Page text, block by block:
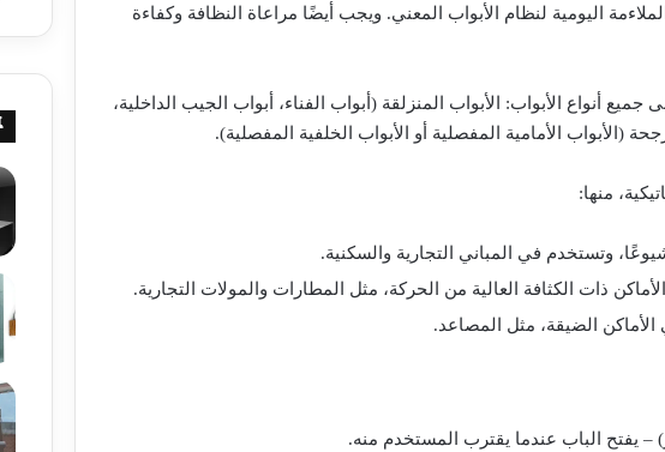
اليومية لنظام الأبواب المعني. ويجب أيضًا مراعاة النظافة وكفاءة
أنواع الأبواب: الأبواب المنزلقة (أبواب الفناء، أبواب الجيب الداخلية،
(الأبواب الأمامية المفصلية أو الأبواب الخلفية المفصلية).
منها:
وتستخدم في المباني التجارية والسكنية.
ذات الكثافة العالية من الحركة، مثل المطارات والمولات التجارية.
الضيقة، مثل المصاعد.